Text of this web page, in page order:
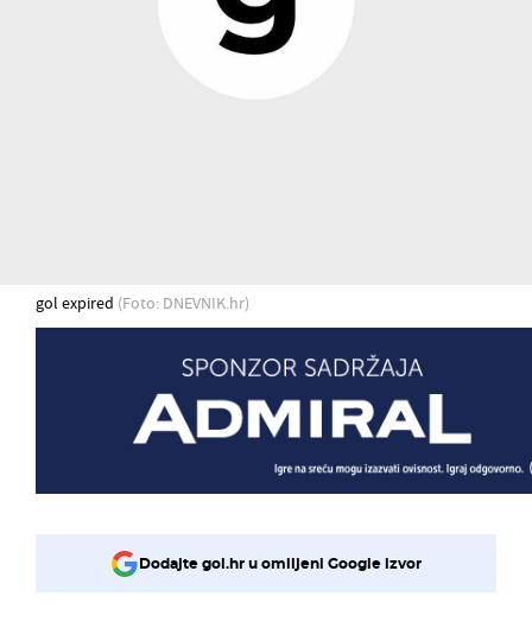
gol expired (Foto: DNEVNIK.hr)
Dodajte gol.hr u omiljeni Google izvor